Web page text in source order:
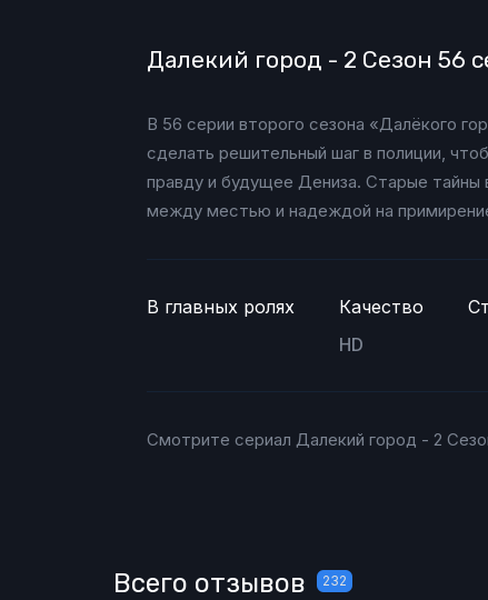
Далекий город - 2 Сезон 56
В 56 серии второго сезона «Далёкого
сделать решительный шаг в полиции,
правду и будущее Дениза. Старые тайны
между местью и надеждой на
В главных ролях
Качество
HD
Смотрите сериал Далекий город - 2
Всего отзывов 232